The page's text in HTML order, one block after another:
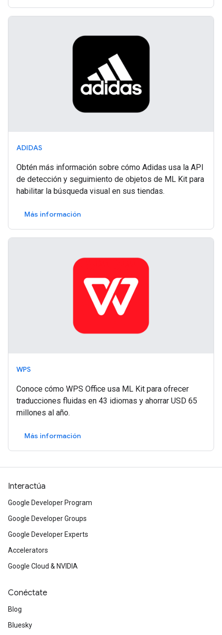
ADIDAS
Obtén más información sobre cómo Adidas usa la API
de detección y seguimiento de objetos de ML Kit para
habilitar la búsqueda visual en sus tiendas.
Más información
WPS
Conoce cómo WPS Office usa ML Kit para ofrecer
traducciones fluidas en 43 idiomas y ahorrar USD 65
millones al año.
Más información
Interactúa
Google Developer Program
Google Developer Groups
Google Developer Experts
Accelerators
Google Cloud & NVIDIA
Conéctate
Blog
Bluesky